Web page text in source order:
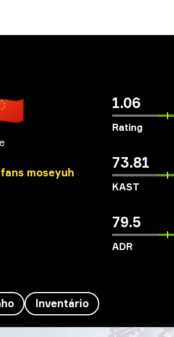
fans moseyuh
1.06
Rating
73.81
KAST
79.5
ADR
Inventário